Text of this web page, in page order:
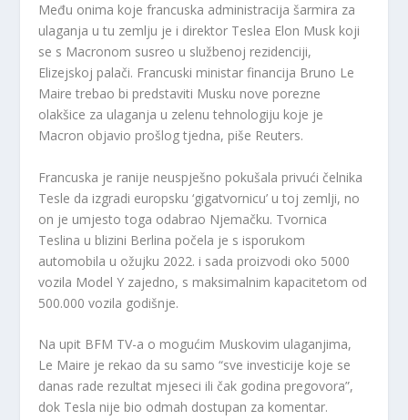
Među onima koje francuska administracija šarmira za
ulaganja u tu zemlju je i direktor Teslea Elon Musk koji
se s Macronom susreo u službenoj rezidenciji,
Elizejskoj palači. Francuski ministar financija Bruno Le
Maire trebao bi predstaviti Musku nove porezne
olakšice za ulaganja u zelenu tehnologiju koje je
Macron objavio prošlog tjedna, piše Reuters.
Francuska je ranije neuspješno pokušala privući čelnika
Tesle da izgradi europsku ‘gigatvornicu’ u toj zemlji, no
on je umjesto toga odabrao Njemačku. Tvornica
Teslina u blizini Berlina počela je s isporukom
automobila u ožujku 2022. i sada proizvodi oko 5000
vozila Model Y zajedno, s maksimalnim kapacitetom od
500.000 vozila godišnje.
Na upit BFM TV-a o mogućim Muskovim ulaganjima,
Le Maire je rekao da su samo “sve investicije koje se
danas rade rezultat mjeseci ili čak godina pregovora”,
dok Tesla nije bio odmah dostupan za komentar.